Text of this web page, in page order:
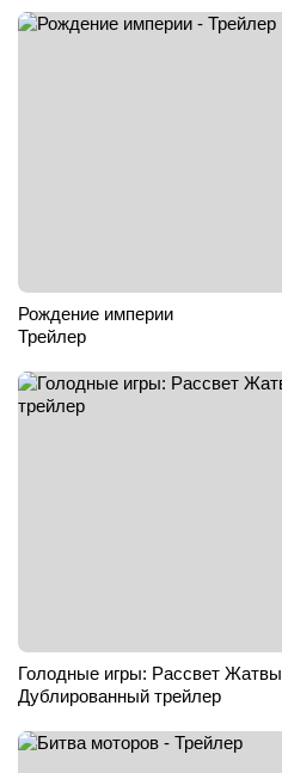
Рождение империи
Трейлер
Голодные игры: Рассвет Жатвы
Дублированный трейлер